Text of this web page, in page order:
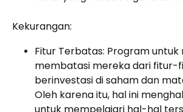
Kekurangan:
Fitur Terbatas: Program untuk
membatasi mereka dari fitur-
berinvestasi di saham dan
Oleh karena itu, hal ini